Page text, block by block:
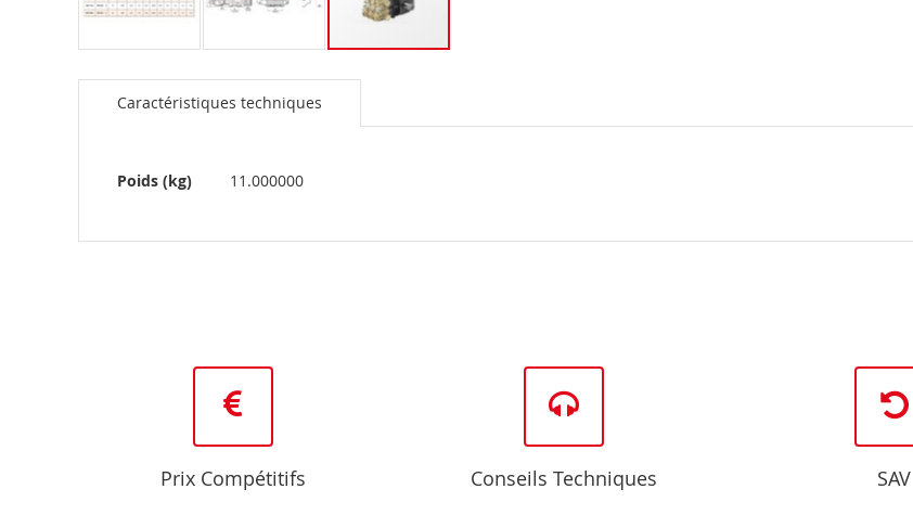
to
images
Caractéristiques techniques
Plus
d’information
Poids (kg) 11.000000
Prix Compétitifs Conseils Techniques SAV